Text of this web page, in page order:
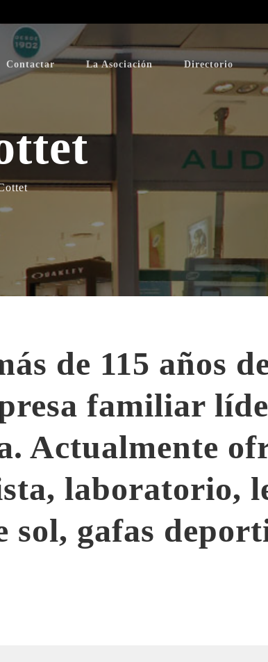
Contactar La Asociación Directorio
de 115 años
familiar
Actualmente
laboratorio,
sol, gafas